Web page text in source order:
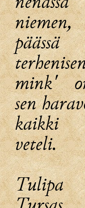
niemen,
mink'
sen
kaikki
veteli.
Tulipa